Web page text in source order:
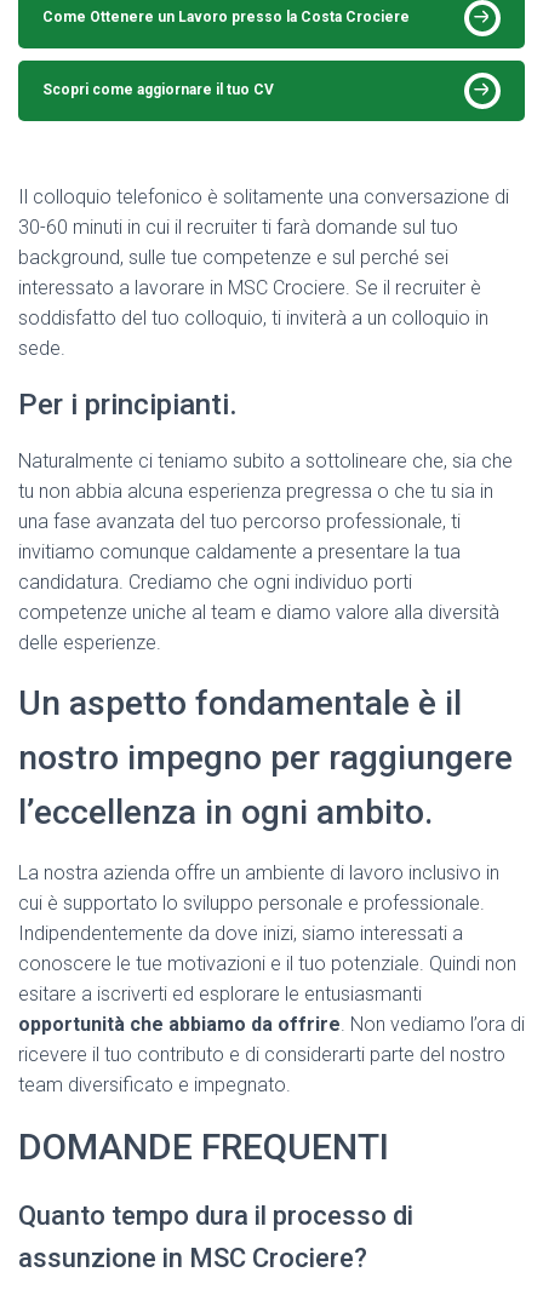
Come Ottenere un Lavoro presso la Costa Crociere
Scopri come aggiornare il tuo CV
Il colloquio telefonico è solitamente una conversazione di
30-60 minuti in cui il recruiter ti farà domande sul tuo
background, sulle tue competenze e sul perché sei
interessato a lavorare in MSC Crociere. Se il recruiter è
soddisfatto del tuo colloquio, ti inviterà a un colloquio in
sede.
Per i principianti.
Naturalmente ci teniamo subito a sottolineare che, sia che
tu non abbia alcuna esperienza pregressa o che tu sia in
una fase avanzata del tuo percorso professionale, ti
invitiamo comunque caldamente a presentare la tua
candidatura. Crediamo che ogni individuo porti
competenze uniche al team e diamo valore alla diversità
delle esperienze.
Un aspetto fondamentale è il
nostro impegno per raggiungere
l’eccellenza in ogni ambito.
La nostra azienda offre un ambiente di lavoro inclusivo in
cui è supportato lo sviluppo personale e professionale.
Indipendentemente da dove inizi, siamo interessati a
conoscere le tue motivazioni e il tuo potenziale. Quindi non
esitare a iscriverti ed esplorare le entusiasmanti
opportunità che abbiamo da offrire. Non vediamo l’ora di
ricevere il tuo contributo e di considerarti parte del nostro
team diversificato e impegnato.
DOMANDE FREQUENTI
Quanto tempo dura il processo di
assunzione in MSC Crociere?